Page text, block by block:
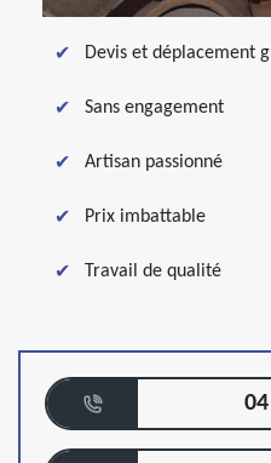
Devis et déplacement
Sans engagement
Artisan passionné
Prix imbattable
Travail de qualité